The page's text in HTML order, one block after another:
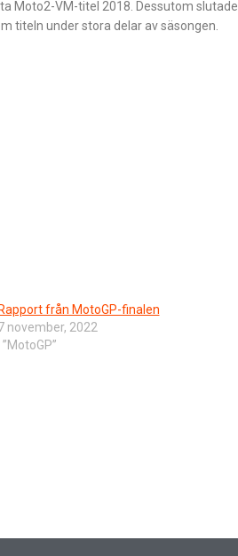
Moto2-VM-titel 2018. Dessutom slutade
titeln under stora delar av säsongen.
Rapport från MotoGP-finalen
november, 2022
I ”MotoGP”